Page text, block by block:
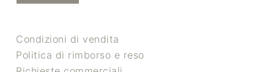
Condizioni di vendita
Politica di rimborso e reso